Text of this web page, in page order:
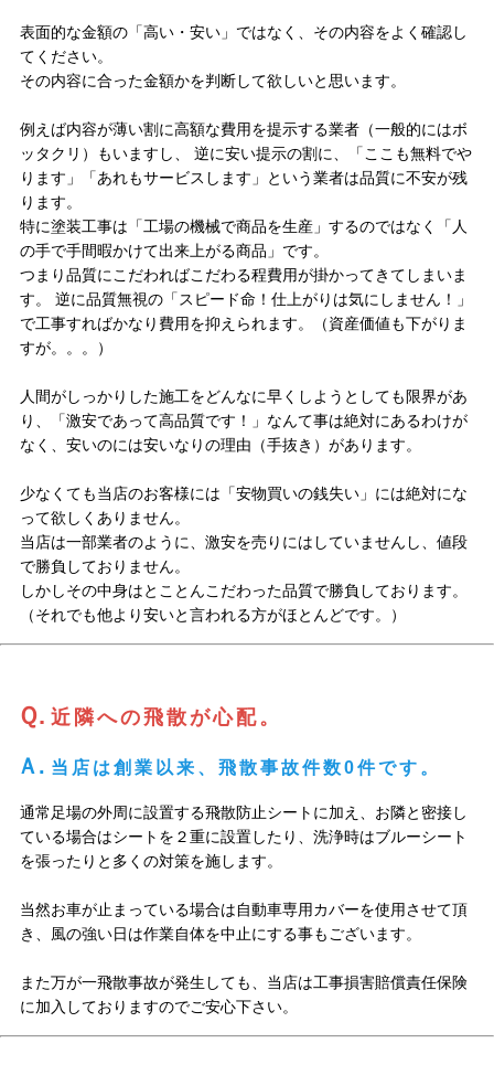
表面的な金額の「高い・安い」ではなく、その内容をよく確認し
てください。
その内容に合った金額かを判断して欲しいと思います。
例えば内容が薄い割に高額な費用を提示する業者（一般的にはボ
ッタクリ）もいますし、 逆に安い提示の割に、「ここも無料でや
ります」「あれもサービスします」という業者は品質に不安が残
ります。
特に塗装工事は「工場の機械で商品を生産」するのではなく「人
の手で手間暇かけて出来上がる商品」です。
つまり品質にこだわればこだわる程費用が掛かってきてしまいま
す。 逆に品質無視の「スピード命！仕上がりは気にしません！」
で工事すればかなり費用を抑えられます。（資産価値も下がりま
すが。。。）
人間がしっかりした施工をどんなに早くしようとしても限界があ
り、「激安であって高品質です！」なんて事は絶対にあるわけが
なく、安いのには安いなりの理由（手抜き）があります。
少なくても当店のお客様には「安物買いの銭失い」には絶対にな
って欲しくありません。
当店は一部業者のように、激安を売りにはしていませんし、値段
で勝負しておりません。
しかしその中身はとことんこだわった品質で勝負しております。
（それでも他より安いと言われる方がほとんどです。）
Ｑ. 近隣への飛散が心配。
Ａ. 当店は創業以来、飛散事故件数0件です。
通常足場の外周に設置する飛散防止シートに加え、お隣と密接し
ている場合はシートを２重に設置したり、洗浄時はブルーシート
を張ったりと多くの対策を施します。
当然お車が止まっている場合は自動車専用カバーを使用させて頂
き、風の強い日は作業自体を中止にする事もございます。
また万が一飛散事故が発生しても、当店は工事損害賠償責任保険
に加入しておりますのでご安心下さい。